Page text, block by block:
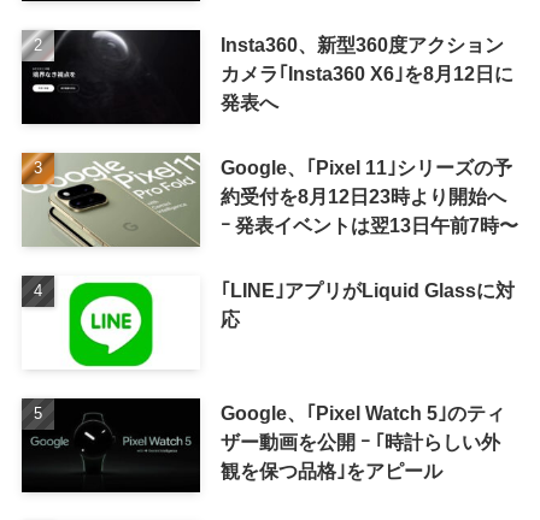
Insta360、新型360度アクション
カメラ｢Insta360 X6｣を8月12日に
発表へ
Google、｢Pixel 11｣シリーズの予
約受付を8月12日23時より開始へ
ｰ 発表イベントは翌13日午前7時〜
｢LINE｣アプリがLiquid Glassに対
応
Google、｢Pixel Watch 5｣のティ
ザー動画を公開 ｰ ｢時計らしい外
観を保つ品格｣をアピール